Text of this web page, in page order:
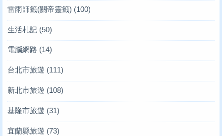
雷雨師籤(關帝靈籤) (100)
生活札記 (50)
電腦網路 (14)
台北市旅遊 (111)
新北市旅遊 (108)
基隆市旅遊 (31)
宜蘭縣旅遊 (73)